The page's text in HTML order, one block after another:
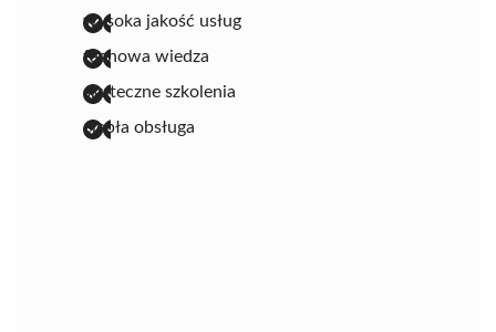
wysoka jakość usług
fachowa wiedza
skuteczne szkolenia
ciepła obsługa